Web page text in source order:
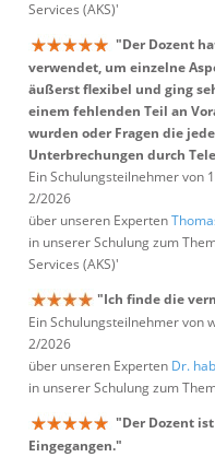
Services (AKS)'
"Der Dozent
verwendet, um einzelne
äußerst flexibel und ging
einem fehlenden Teil an
wurden oder Fragen die
Unterbrechungen durch
Ein Schulungsteilnehmer von
2/2026
über unseren Experten
in unserer Schulung zum
Services (AKS)'
"Ich finde die
Ein Schulungsteilnehmer von
2/2026
über unseren Experten Dr.
in unserer Schulung zum
"Der Dozent
Eingegangen."